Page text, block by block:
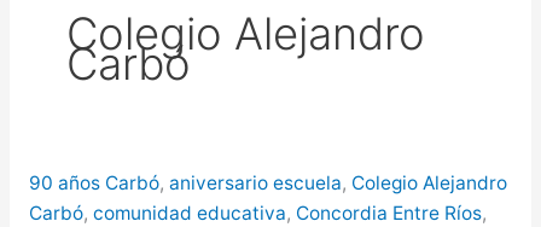
más de $580 millones
puntos de Concordia
Colegio Alejandro
Carbó
90 años Carbó, aniversario escuela, Colegio Alejandro
Carbó, comunidad educativa, Concordia Entre Ríos,